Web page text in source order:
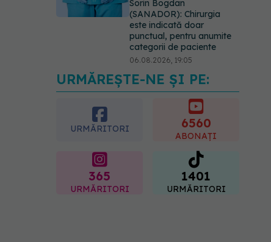
Sorin Bogdan
(SANADOR): Chirurgia
este indicată doar
punctual, pentru anumite
categorii de paciente
06.08.2026, 19:05
EXCLUSIV Brahiterapie
vs radioterapie externă în
cancerul ginecologic. Dr.
Sorin Bogdan (SANADOR)
explică diferența și cum
acționează tratamentul
URMĂREȘTE-NE ȘI PE:
URMĂRITORI 6560
ABONAȚI
365
URMĂRITORI
1401
URMĂRITORI